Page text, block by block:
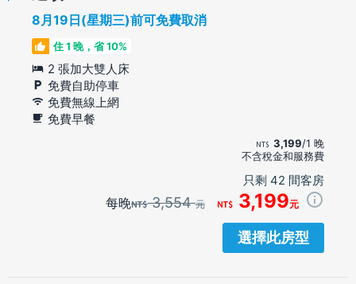
8月19日(星期三)前可免費取消
住 1 晚，省 10%
2 張加大雙人床
免費自助停車
免費無線上網
免費早餐
3,199/1 晚
不含稅金和服務費
只剩 42 間客房
每晚 3,554元 3,199元
選擇此房型